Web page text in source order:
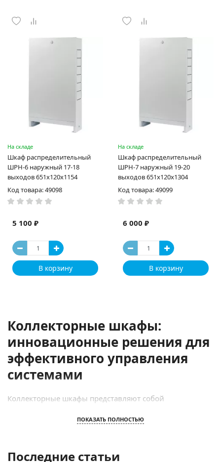
На складе
Шкаф распределительный
ШРН-6 наружный 17-18
выходов 651х120х1154
Код товара: 49098
5 100 ₽
В корзину
На складе
Шкаф распределительный
ШРН-7 наружный 19-20
выходов 651х120х1304
Код товара: 49099
6 000 ₽
В корзину
Коллекторные шкафы:
инновационные решения для
эффективного управления
системами
Коллекторные шкафы представляют собой
специально для обеспечения безопасного и удобного
наши коллекторные шкафы обеспечивают надежное
ПОКАЗАТЬ ПОЛНОСТЬЮ
Последние статьи